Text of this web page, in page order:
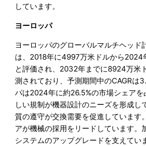
しています。
ヨーロッパ
ヨーロッパのグローバルマルチヘッド
は、2018年に4997万米ドルから
と評価され、2032年までに8924万米
測されており、予測期間中のCAGRは
パは2024年に約26.5%の市場シェアを
しい規制が機器設計のニーズを形成し
質の遵守が交換需要を促進しています
アが機械の採用をリードしています。
システムのアップグレードを支えてい